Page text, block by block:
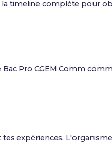
la timeline complète pour
Pro CGEM Comm
expériences.